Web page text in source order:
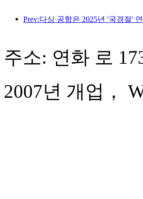
주소: 연화 로
2007년 개업，